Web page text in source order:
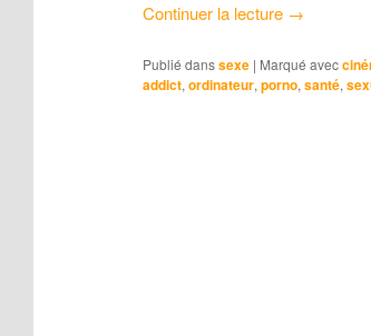
Continuer la lecture →
Publié dans sexe | Marqué avec
addict, ordinateur, porno, santé,